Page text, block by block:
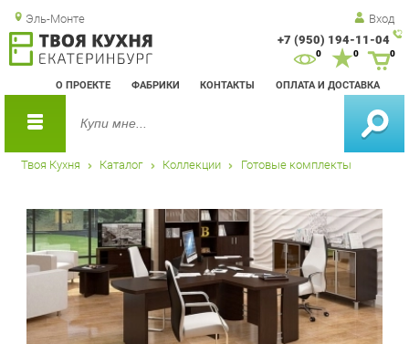
Эль-Монте Вход
+7 (950) 194-11-04
О ПРОЕКТЕ ФАБРИКИ КОНТАКТЫ ОПЛАТА И ДОСТАВКА
0 0
Твоя Кухня Каталог Коллекции Готовые комплекты